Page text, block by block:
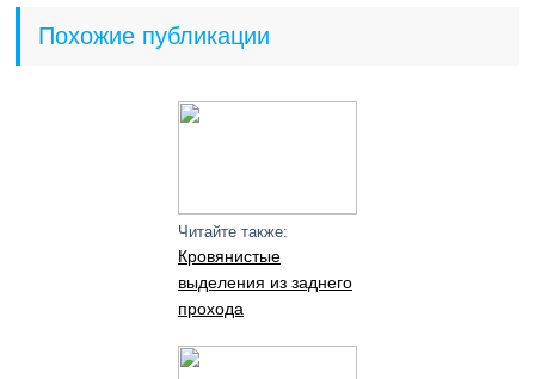
Похожие публикации
Читайте также:
Кровянистые
выделения из заднего
прохода